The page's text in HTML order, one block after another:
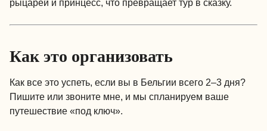
рыцарей и принцесс, что превращает тур в сказку.
Как это организовать
Как все это успеть, если вы в Бельгии всего 2–3 дня?
Пишите или звоните мне, и мы спланируем ваше
путешествие «под ключ».